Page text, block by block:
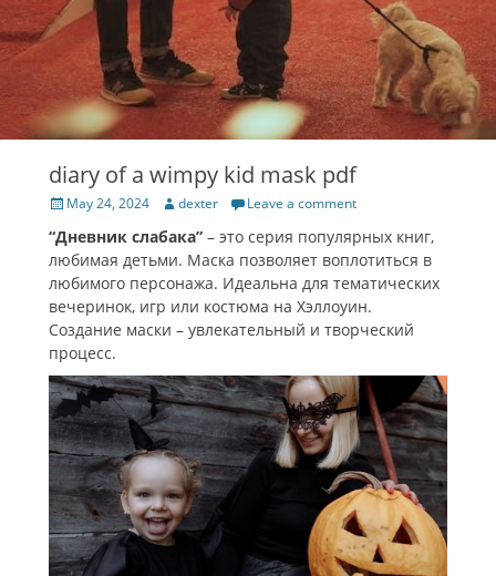
diary of a wimpy kid mask pdf
Posted
May 24, 2024 Author
dexter Leave a comment
“Дневник слабака” – это серия популярных книг,
любимая детьми. Маска позволяет воплотиться в
любимого персонажа. Идеальна для тематических
вечеринок, игр или костюма на Хэллоуин.
Создание маски – увлекательный и творческий
процесс.